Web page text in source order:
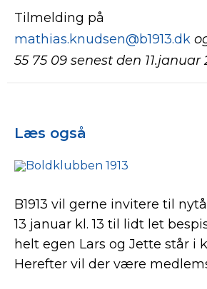
Tilmelding på
mathias.knudsen@b1913.dk
55 75 09 senest den 11.januar
Læs også
B1913 vil gerne invitere til
13 januar kl. 13 til lidt let
helt egen Lars og Jette står i
Herefter vil der være